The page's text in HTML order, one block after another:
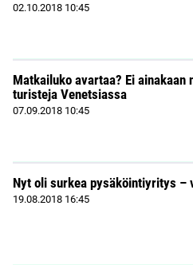
02.10.2018 10:45
Matkailuko avartaa? Ei ainakaan
turisteja Venetsiassa
07.09.2018 10:45
Nyt oli surkea pysäköintiyritys –
19.08.2018 16:45